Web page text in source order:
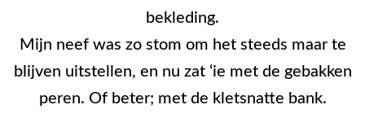
bekleding.
Mijn neef was zo stom om het steeds maar te
blijven uitstellen, en nu zat ‘ie met de gebakken
peren. Of beter; met de kletsnatte bank.